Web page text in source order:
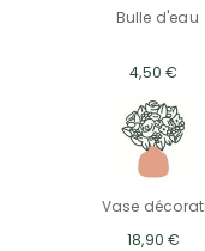
Bulle d'eau
4,50 €
Vase
18,90 €